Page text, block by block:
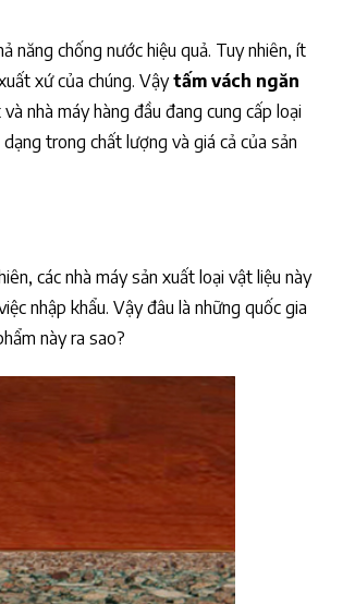
năng chống nước hiệu quả. Tuy nhiên, ít
xứ của chúng. Vậytấm vách ngăn
nhà máy hàng đầu đang cung cấp loại
trong chất lượng và giá cả của sản
các nhà máy sản xuất loại vật liệu này
nhập khẩu. Vậy đâu là những quốc gia
này ra sao?